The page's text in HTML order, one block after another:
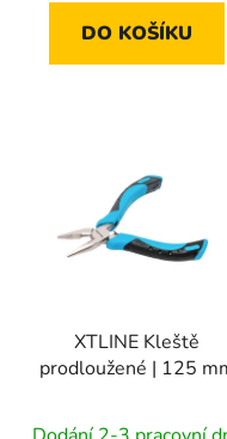
DO KOŠÍKU
XTLINE Kleště
prodloužené | 125